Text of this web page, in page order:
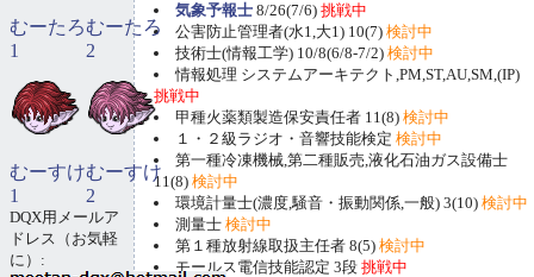
気象予報士 8/26(7/6) 挑戦中
公害防止管理者(水1,大1) 10(7) 検討中
技術士(情報工学) 10/8(6/8-7/2) 検討中
情報処理 システムアーキテクト,PM,ST,AU,SM,(IP)
挑戦中
甲種火薬類製造保安責任者 11(8) 検討中
１・２級ラジオ・音響技能検定 検討中
第一種冷凍機械,第二種販売,液化石油ガス設備士
11(8) 検討中
環境計量士(濃度,騒音・振動関係,一般) 3(10) 検討中
測量士 検討中
第１種放射線取扱主任者 8(5) 検討中
モールス電信技能認定 3段 挑戦中
むーたろ
1
むーたろ
2
むーすけ
1
むーすけ
2
DQX用メールア
ドレス（お気軽
に）: